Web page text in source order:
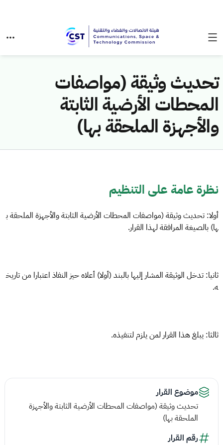
تحديث وثيقة (مواصفات
المحطات الأرضية الثابتة
والأجهزة الملحقة بها)
نظرة عامة على التنظيم
أولا: تحديث وثيقة (مواصفات المحطات الأرضية الثابتة والأجهزة الملحقة ب
ها) بالصيغة المرافقة لهذا القرار.
ثانيا: تدخل الوثيقة المشار إليها بالبند (أولا) أعلاه حيز النفاذ اعتبارا من تاريخ
ه.
ثالثا: يبلغ هذا القرار لمن يلزم لتنفيذه.
موضوع القرار
تحديث وثيقة (مواصفات المحطات الأرضية الثابتة والأجهزة
الملحقة بها)
رقم القرار